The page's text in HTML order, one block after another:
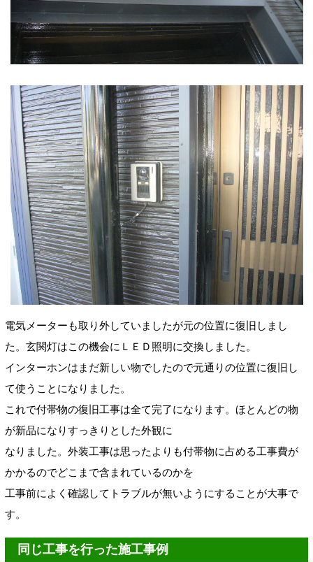
電気メーターも取り外していましたが元の位置に復旧しまし
た。玄関灯はこの機会にＬＥＤ照明に交換しました。
インターホンはまだ新しい物でしたので元通りの位置に復旧し
て使うことになりました。
これで付帯物の復旧工事は全て完了になります。ほとんどの物
が新品になりすっきりとした外観に
なりました。外装工事は思ったよりも付帯物に占める工事費が
かかるのでどこまで含まれているのかを
工事前によく確認してトラブルが無いようにすることが大事で
す。
同じ工事を行った施工事例